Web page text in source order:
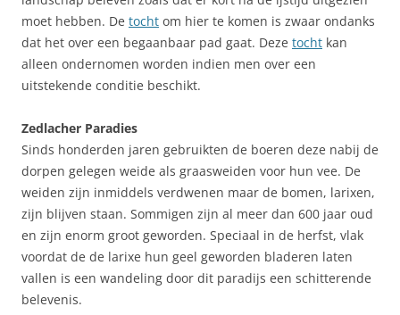
moet hebben. De tocht om hier te komen is zwaar ondanks
dat het over een begaanbaar pad gaat. Deze tocht kan
alleen ondernomen worden indien men over een
uitstekende conditie beschikt.
Zedlacher Paradies
Sinds honderden jaren gebruikten de boeren deze nabij de
dorpen gelegen weide als graasweiden voor hun vee. De
weiden zijn inmiddels verdwenen maar de bomen, larixen,
zijn blijven staan. Sommigen zijn al meer dan 600 jaar oud
en zijn enorm groot geworden. Speciaal in de herfst, vlak
voordat de de larixe hun geel geworden bladeren laten
vallen is een wandeling door dit paradijs een schitterende
belevenis.